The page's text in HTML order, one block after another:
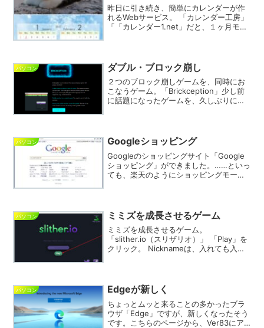
昨日に引き続き、簡単にカレンダーが作
れるWebサービス。 「カレンダー工房」
「「カレンダー1.net」だと、１ヶ月モノ
ていますが...
パソコン ダブル・ブロック崩し
２つのブロック崩しゲームを、同時にお
こなうゲーム。「Brickception」少し前
に話題になったゲームを、久しぶりに遊
ドウのパドル...
パソコン Googleショッピング
Googleのショッピングサイト「Google
ショッピング」ができました。……といっ
ても、楽天のようにショッピングモール
ら展開してい...
パソコン ミミズを成長させるゲーム
ミミズを成長させるゲーム。
「slither.io（スリザリオ）」 「Play」を
クリック。 Nicknameは、入れても入れ
パソコン Edgeが新しく
ちょっとムッと来ることの多かったブラ
ウザ「Edge」ですが、新しくなったそう
です。こちらのページから、Ver83にア